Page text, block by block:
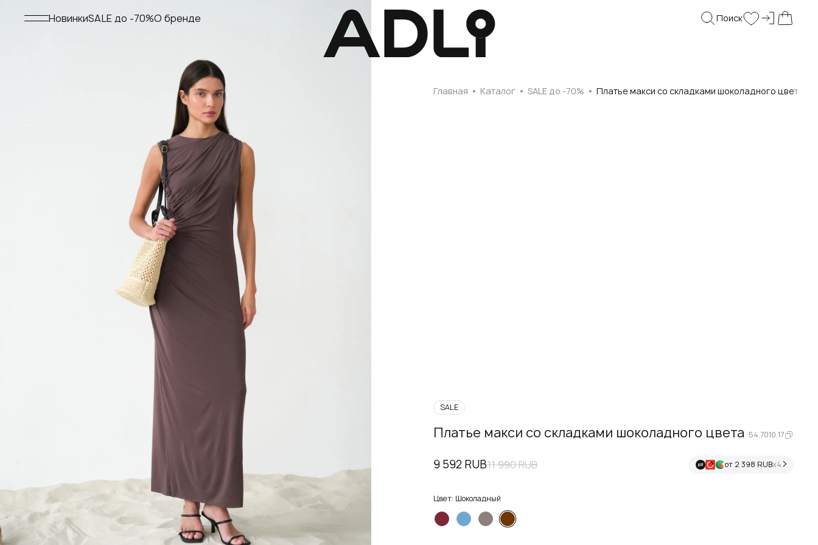
НовинкиSALE до -70%О бренде Главная ПоискПоискWishlist Войти
Моя
Главная Каталог SALE до -70% Платье макси со складками шоколадного цвета
SALE
Платье макси со складками шоколадного цвета 54.7010.17
9 592 RUB11 990 RUB от 2 398 RUBх4
Цвет: Шоколадный